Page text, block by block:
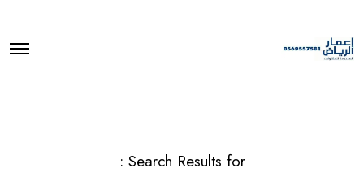
O
Search Results for :